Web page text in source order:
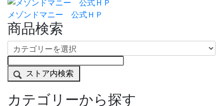
メゾンドマニー 公式ＨＰ
商品検索
ストア内検索
カテゴリーから探す